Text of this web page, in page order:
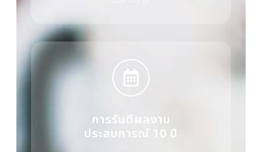
การรันตีผลงาน
ประสบการณ์ 10 ปี